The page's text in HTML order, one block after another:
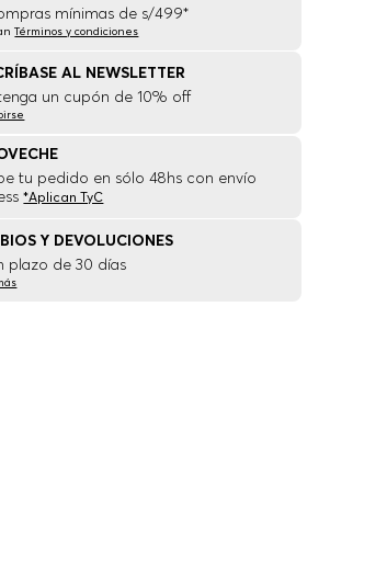
mínimas de s/499*
Términos y condiciones
AL NEWSLETTER
un cupón de 10% off
tu pedido en sólo 48hs con envío
*Aplican TyC
Y DEVOLUCIONES
plazo de 30 días